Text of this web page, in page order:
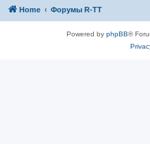
Home Форумы R-TT
Powered by phpBB®